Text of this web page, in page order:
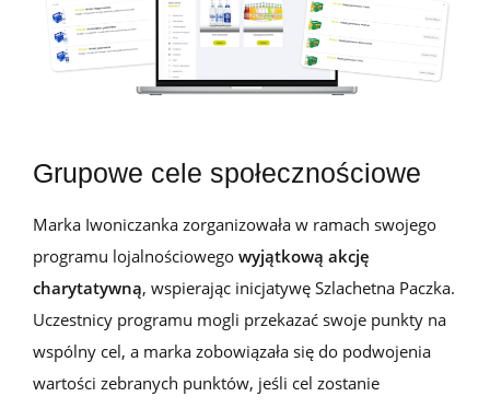
Grupowe cele społecznościowe
Marka Iwoniczanka zorganizowała w ramach swojego
programu lojalnościowego wyjątkową akcję
charytatywną, wspierając inicjatywę Szlachetna Paczka.
Uczestnicy programu mogli przekazać swoje punkty na
wspólny cel, a marka zobowiązała się do podwojenia
wartości zebranych punktów, jeśli cel zostanie